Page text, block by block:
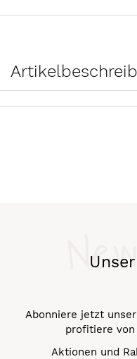
Abonniere jetzt
profitiere von
Aktionen und